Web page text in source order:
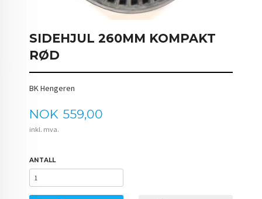
SIDEHJUL 260MM KOMPAKT
RØD
BK Hengeren
Pris
NOK 559,00
inkl. mva.
ANTALL